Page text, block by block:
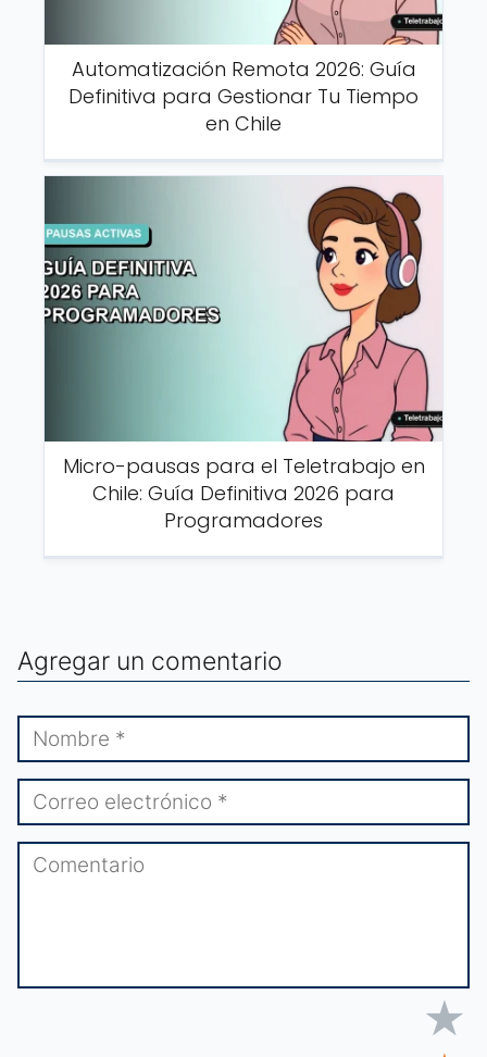
Automatización Remota 2026: Guía
Definitiva para Gestionar Tu Tiempo
en Chile
Micro-pausas para el Teletrabajo en
Chile: Guía Definitiva 2026 para
Programadores
Agregar un comentario
★